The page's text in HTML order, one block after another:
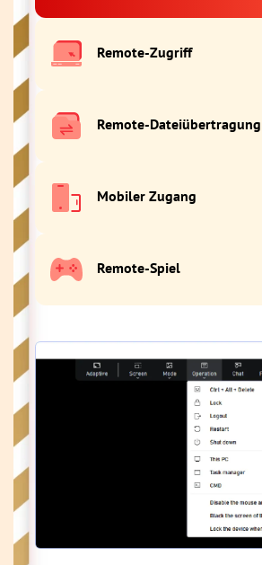
Remote-Zugriff
Remote-Dateiübertragung
Mobiler Zugang
Remote-Spiel